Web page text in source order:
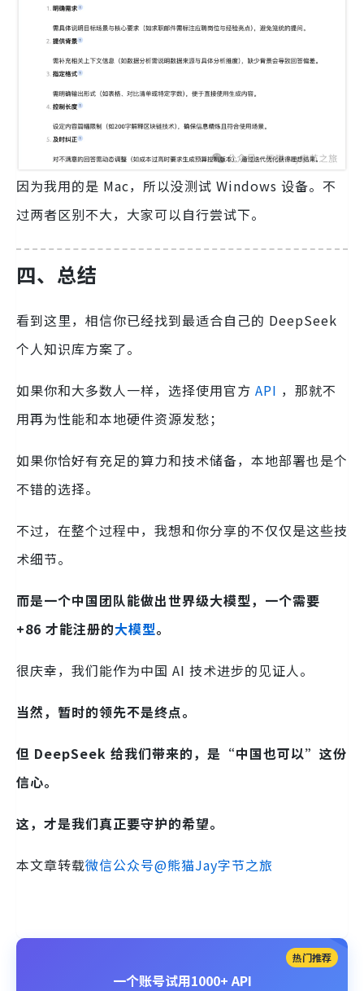
因为我用的是 Mac，所以没测试 Windows 设备。不
过两者区别不大，大家可以自行尝试下。
四、总结
看到这里，相信你已经找到最适合自己的 DeepSeek
个人知识库方案了。
如果你和大多数人一样，选择使用官方 API ，那就不
用再为性能和本地硬件资源发愁；
如果你恰好有充足的算力和技术储备，本地部署也是个
不错的选择。
不过，在整个过程中，我想和你分享的不仅仅是这些技
术细节。
而是一个中国团队能做出世界级大模型，一个需要
+86 才能注册的大模型。
很庆幸，我们能作为中国 AI 技术进步的见证人。
当然，暂时的领先不是终点。
但 DeepSeek 给我们带来的，是“中国也可以”这份
信心。
这，才是我们真正要守护的希望。
本文章转载微信公众号@熊猫Jay字节之旅
热门推荐
一个账号试用1000+ API